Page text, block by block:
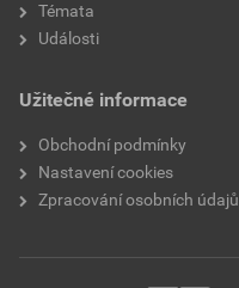
Témata
Události
Užitečné informace
Obchodní podmínky
Nastavení cookies
Zpracování osobních údajů